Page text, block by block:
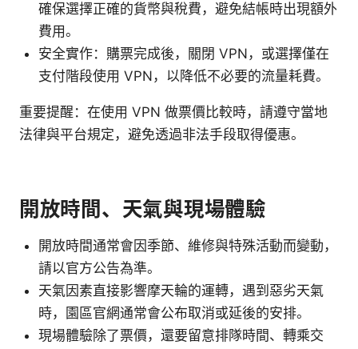
確保選擇正確的貨幣與稅費，避免結帳時出現額外
費用。
安全實作：購票完成後，關閉 VPN，或選擇僅在
支付階段使用 VPN，以降低不必要的流量耗費。
重要提醒：在使用 VPN 做票價比較時，請遵守當地
法律與平台規定，避免透過非法手段取得優惠。
開放時間、天氣與現場體驗
開放時間通常會因季節、維修與特殊活動而變動，
請以官方公告為準。
天氣因素直接影響摩天輪的運轉，遇到惡劣天氣
時，園區官網通常會公布取消或延後的安排。
現場體驗除了票價，還要留意排隊時間、轉乘交